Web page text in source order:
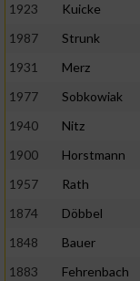
1923
Kuicke
1987
Strunk
1931
Merz
1977
Sobkowiak
1940
Nitz
1900
Horstmann
1957
Rath
1874
Döbbel
1848
Bauer
1883
Fehrenbach